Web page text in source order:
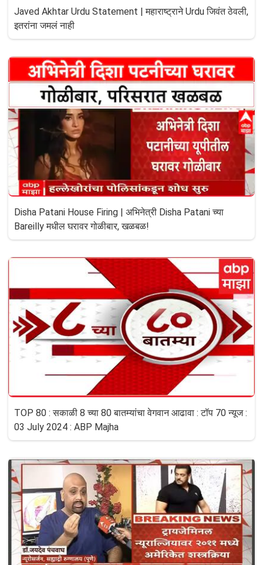
Javed Akhtar Urdu Statement | महाराष्ट्राने Urdu जिवंत ठेवली,
इतरांना जमलं नाही
Disha Patani House Firing | अभिनेत्री Disha Patani च्या
Bareilly मधील घरावर गोळीबार, खळबळ!
TOP 80 : सकाळी 8 च्या 80 बातम्यांचा वेगवान आढावा : टॉप 70 न्यूज :
03 July 2024 : ABP Majha